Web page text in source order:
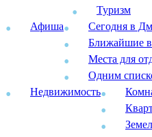
Туризм
Афиша
Сегодня в
Ближайшие
Места для
Одним
Недвижимость